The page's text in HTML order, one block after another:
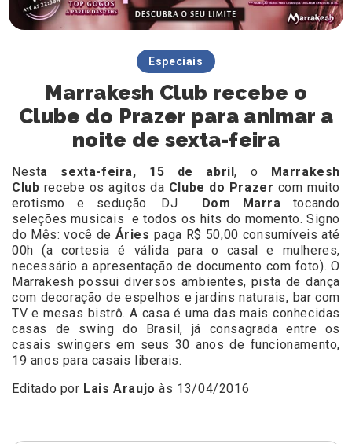
Especiais
Marrakesh Club recebe o
Clube do Prazer para animar a
noite de sexta-feira
Nesta sexta-feira, 15 de abril, o
Marrakesh
Club recebe os agitos da Clube do Prazer com muito
erotismo e sedução. DJ
Dom Marra tocando
seleções musicais e todos os hits do momento. Signo
do Mês: você de Áries paga R$ 50,00 consumíveis até
00h (a cortesia é válida para o casal e mulheres,
necessário a apresentação de documento com foto). O
Marrakesh possui diversos ambientes, pista de dança
com decoração de espelhos e jardins naturais, bar com
TV e mesas bistrô. A casa é uma das mais conhecidas
casas de swing do Brasil, já consagrada entre os
casais swingers em seus 30 anos de funcionamento,
19 anos para casais liberais.
Editado por Lais Araujo às 13/04/2016